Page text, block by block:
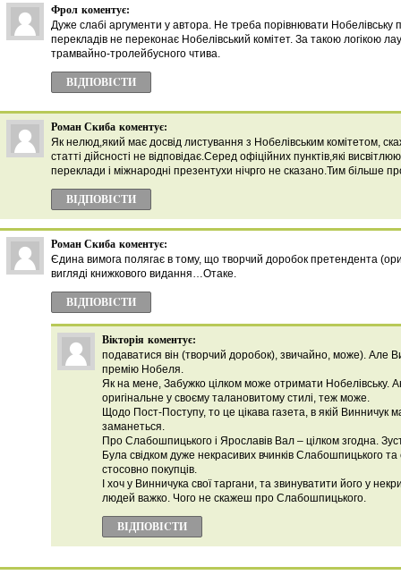
Фрол коментує:
Дуже слабі аргументи у автора. Не треба порівнювати Нобелівську
перекладів не переконає Нобелівський комітет. За такою логікою
трамвайно-тролейбусного чтива.
ВІДПОВІCТИ
Роман Скиба коментує:
Як нелюд,який має досвід листування з Нобелівським комітетом,
статті дійсності не відповідає.Серед офіційних пунктів,які
переклади і міжнародні презентухи нічрго не сказано.Тим більше про
ВІДПОВІCТИ
Роман Скиба коментує:
Єдина вимога полягає в тому, що творчий доробок претендента
вигляді книжкового видання…Отаке.
ВІДПОВІCТИ
Вікторія коментує:
подаватися він (творчий доробок), звичайно, може).
премію Нобеля.
Як на мене, Забужко цілком може отримати Нобелівську.
оригінальне у своєму талановитому стилі, теж може.
Щодо Пост-Поступу, то це цікава газета, в якій Винничук
заманеться.
Про Слабошпицького і Ярославів Вал – цілком згодна.
Була свідком дуже некрасивих вчинків Слабошпицького та
стосовно покупців.
І хоч у Винничука свої таргани, та звинуватити його у
людей важко. Чого не скажеш про Слабошпицького.
ВІДПОВІCТИ